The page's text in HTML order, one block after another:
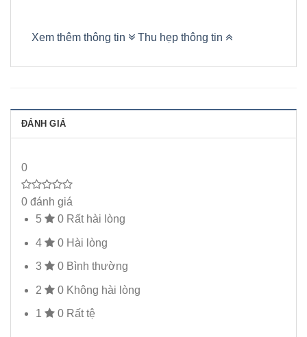
Xem thêm thông tin Thu hẹp thông tin
ĐÁNH GIÁ
0
0 đánh giá
5
0 Rất hài lòng
4 0 Hài lòng
3 0 Bình thường
2 0 Không hài lòng
1 0 Rất tệ